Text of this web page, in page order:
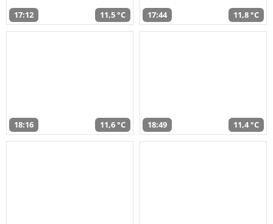
17:12 11,5 °C 17:44 11,8 °C
18:16 11,6 °C 18:49 11,4 °C